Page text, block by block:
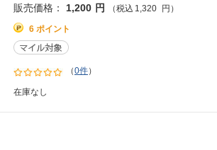
販売価格： 1,200 円 （税込 1,320 円 ）
6 ポイント
（0件）
在庫なし